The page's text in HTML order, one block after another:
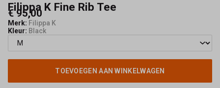
Filippa K Fine Rib Tee
€ 95,00
Merk: Filippa K
Kleur: Black
TOEVOEGEN AAN WINKELWAGEN